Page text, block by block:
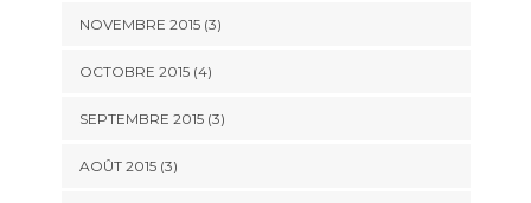
NOVEMBRE 2015(3)
OCTOBRE 2015(4)
SEPTEMBRE 2015(3)
AOÛT 2015(3)